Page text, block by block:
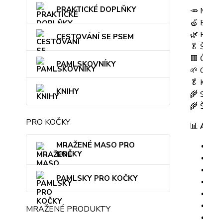
PRAKTICKÉ DOPLŇKY
CESTOVÁNÍ SE PSEM
PAMLSKOVNÍKY
KNIHY
PRO KOČKY
MRAŽENÉ MASO PRO
KOČKY
PAMLSKY PRO KOČKY
MRAŽENÉ PRODUKTY
🥕
🍏
🌿
🥬
🟥
🌱
🥬
🌾
🌾
📊